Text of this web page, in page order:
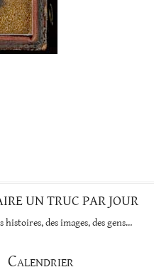
UN TRUC PAR JOUR
histoires, des images, des gens…
Calendrier